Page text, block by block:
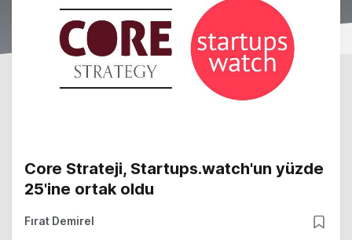
Core Strateji, Startups.watch'un yüzde
25'ine ortak oldu
Fırat Demirel